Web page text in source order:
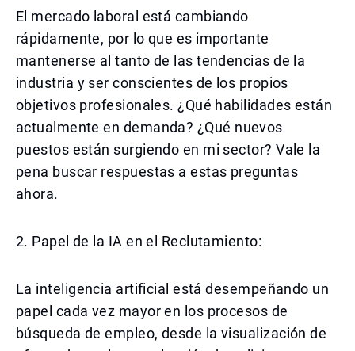
El mercado laboral está cambiando
rápidamente, por lo que es importante
mantenerse al tanto de las tendencias de la
industria y ser conscientes de los propios
objetivos profesionales. ¿Qué habilidades están
actualmente en demanda? ¿Qué nuevos
puestos están surgiendo en mi sector? Vale la
pena buscar respuestas a estas preguntas
ahora.
2. Papel de la IA en el Reclutamiento:
La inteligencia artificial está desempeñando un
papel cada vez mayor en los procesos de
búsqueda de empleo, desde la visualización de